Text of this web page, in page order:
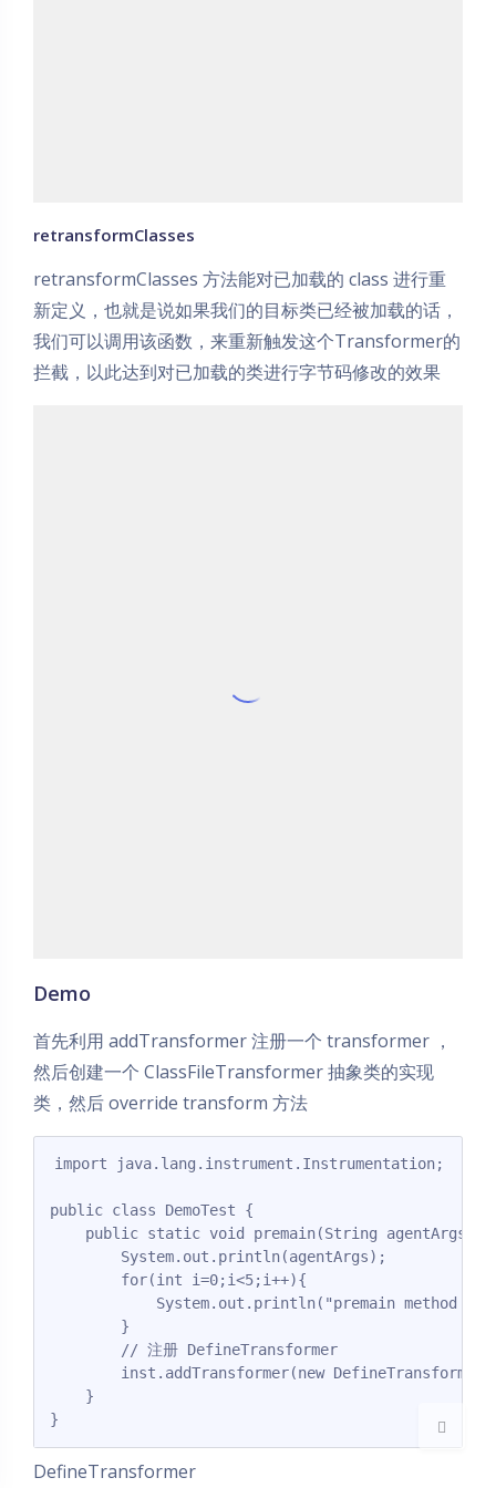
夜间模式
retransformClasses
retransformClasses 方法能对已加载的 class 进行重
新定义，也就是说如果我们的目标类已经被加载的话，
我们可以调用该函数，来重新触发这个Transformer的
拦截，以此达到对已加载的类进行字节码修改的效果
Demo
首先利用 addTransformer 注册一个 transformer ，
然后创建一个 ClassFileTransformer 抽象类的实现
类，然后 override transform 方法
import java.lang.instrument.Instrumentation;
public class DemoTest {
public static void premain(String agentArgs,
        System.out.println(agentArgs);
        for(int i=0;i<5;i++){
System.out.println("premain method is
        }
        // 注册 DefineTransformer
inst.addTransformer(new
    }
}
DefineTransformer